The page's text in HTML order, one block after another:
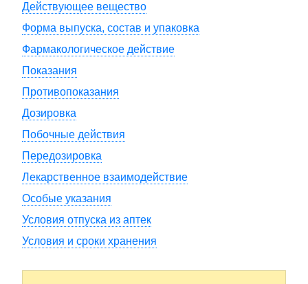
Действующее вещество
Форма выпуска, состав и упаковка
Фармакологическое действие
Показания
Противопоказания
Дозировка
Побочные действия
Передозировка
Лекарственное взаимодействие
Особые указания
Условия отпуска из аптек
Условия и сроки хранения